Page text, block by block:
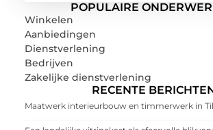
POPULAIRE
Winkelen
Aanbiedingen
Dienstverlening
Bedrijven
Zakelijke dienstverlening
RECENTE
Maatwerk interieurbouw en timmerwerk in